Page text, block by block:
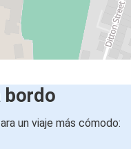
bordo
un viaje más cómodo: